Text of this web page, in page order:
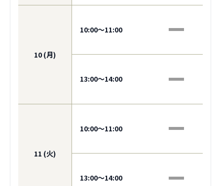
10 (月)
10:00〜11:00
13:00〜14:00
11 (火)
10:00〜11:00
13:00〜14:00